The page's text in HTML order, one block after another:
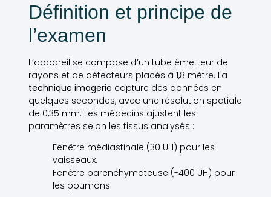
Définition et principe de
l’examen
L’appareil se compose d’un tube émetteur de
rayons et de détecteurs placés à 1,8 mètre. La
technique imagerie capture des données en
quelques secondes, avec une résolution spatiale
de 0,35 mm. Les médecins ajustent les
paramètres selon les tissus analysés :
Fenêtre médiastinale (30 UH) pour les
vaisseaux.
Fenêtre parenchymateuse (-400 UH) pour
les poumons.